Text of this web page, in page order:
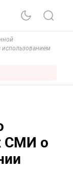
использованием
СМИ о